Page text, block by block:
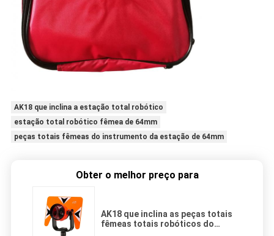
AK18 que inclina a estação total robótico
estação total robótico fêmea de 64mm
peças totais fêmeas do instrumento da estação de 64mm
Obter o melhor preço para
AK18 que inclina as peças totais
fêmeas totais robóticos do